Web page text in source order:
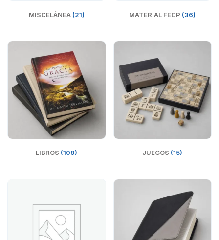
MISCELÁNEA (21) MATERIAL FECP (36)
LIBROS (109) JUEGOS (15)